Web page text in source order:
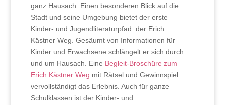
ganz Hausach. Einen besonderen Blick auf die
Stadt und seine Umgebung bietet der erste
Kinder- und Jugendliteraturpfad: der Erich
Kästner Weg. Gesäumt von Informationen für
Kinder und Erwachsene schlängelt er sich durch
und um Hausach. Eine Begleit-Broschüre zum
Erich Kästner Weg mit Rätsel und Gewinnspiel
vervollständigt das Erlebnis. Auch für ganze
Schulklassen ist der Kinder- und